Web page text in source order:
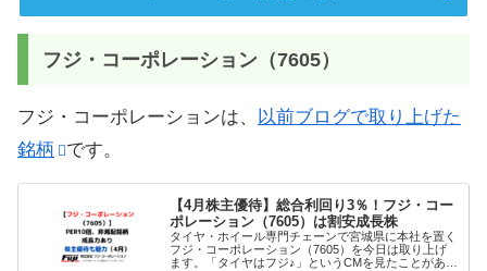
フジ・コーポレーション（7605）
フジ・コーポレーションは、
以前ブログで取り上げた
銘柄
です。
【4月株主優待】総合利回り3％！フジ・コー
ポレーション（7605）は割安成長株
タイヤ・ホイール専門チェーンで宮城県に本社を置く
フジ・コーポレーション（7605）を今日は取り上げ
ます。「タイヤはフジ♪」というCMを見たことがある